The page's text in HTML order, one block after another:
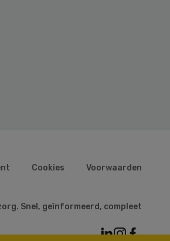
Cookies Voorwaarden
Snel, geïnformeerd, compleet